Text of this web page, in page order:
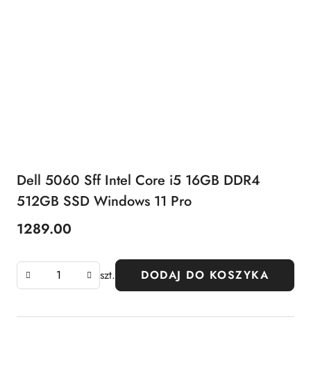
Dell 5060 Sff Intel Core i5 16GB DDR4
512GB SSD Windows 11 Pro
Cena:
1289.00
szt. DODAJ DO KOSZYKA